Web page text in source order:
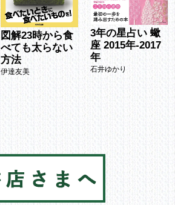
図解23時から食
べても太らない
方法
伊達友美
3年の星占い 蠍
座 2015年-2017
年
石井ゆかり